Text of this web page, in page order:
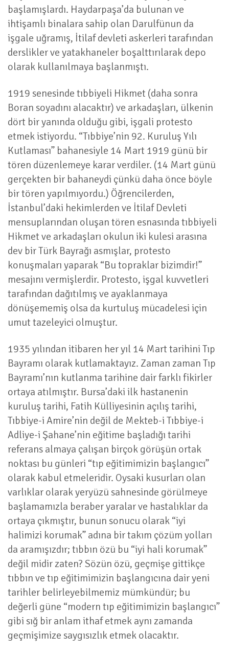
başlamışlardı. Haydarpaşa’da bulunan ve
ihtişamlı binalara sahip olan Darulfünun da
işgale uğramış, İtilaf devleti askerleri tarafından
derslikler ve yatakhaneler boşalttırılarak depo
olarak kullanılmaya başlanmıştı.
1919 senesinde tıbbiyeli Hikmet (daha sonra
Boran soyadını alacaktır) ve arkadaşları, ülkenin
dört bir yanında olduğu gibi, işgali protesto
etmek istiyordu. “Tıbbiye’nin 92. Kuruluş Yılı
Kutlaması” bahanesiyle 14 Mart 1919 günü bir
tören düzenlemeye karar verdiler. (14 Mart günü
gerçekten bir bahaneydi çünkü daha önce böyle
bir tören yapılmıyordu.) Öğrencilerden,
İstanbul’daki hekimlerden ve İtilaf Devleti
mensuplarından oluşan tören esnasında tıbbiyeli
Hikmet ve arkadaşları okulun iki kulesi arasına
dev bir Türk Bayrağı asmışlar, protesto
konuşmaları yaparak “Bu topraklar bizimdir!”
mesajını vermişlerdir. Protesto, işgal kuvvetleri
tarafından dağıtılmış ve ayaklanmaya
dönüşememiş olsa da kurtuluş mücadelesi için
umut tazeleyici olmuştur.
1935 yılından itibaren her yıl 14 Mart tarihini Tıp
Bayramı olarak kutlamaktayız. Zaman zaman Tıp
Bayramı’nın kutlanma tarihine dair farklı fikirler
ortaya atılmıştır. Bursa’daki ilk hastanenin
kuruluş tarihi, Fatih Külliyesinin açılış tarihi,
Tıbbiye-i Amire’nin değil de Mekteb-i Tıbbiye-i
Adliye-i Şahane’nin eğitime başladığı tarihi
referans almaya çalışan birçok görüşün ortak
noktası bu günleri “tıp eğitimimizin başlangıcı”
olarak kabul etmeleridir. Oysaki kusurları olan
varlıklar olarak yeryüzü sahnesinde görülmeye
başlamamızla beraber yaralar ve hastalıklar da
ortaya çıkmıştır, bunun sonucu olarak “iyi
halimizi korumak” adına bir takım çözüm yolları
da aramışızdır; tıbbın özü bu “iyi hali korumak”
değil midir zaten? Sözün özü, geçmişe gittikçe
tıbbın ve tıp eğitimimizin başlangıcına dair yeni
tarihler belirleyebilmemiz mümkündür; bu
değerli güne “modern tıp eğitimimizin başlangıcı”
gibi sığ bir anlam ithaf etmek aynı zamanda
geçmişimize saygısızlık etmek olacaktır.